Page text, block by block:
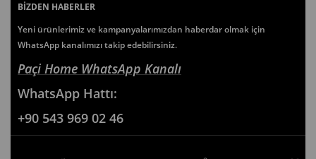
BIZDEN HABERLER
Yeni ürünlerimiz ve kampanyalarımızdan haberdar olmak için
WhatsApp kanalımızı takip edebilirsiniz.
Paçi Home WhatsApp Kanalı
WhatsApp Hattı:
+90 543 969 02 46